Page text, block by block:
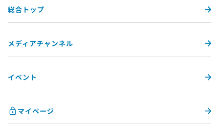
総合トップ
メディアチャンネル
イベント
マイページ